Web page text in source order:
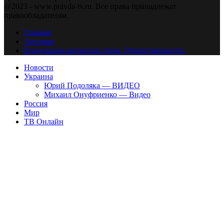
@2023 - www.pravda-tv.ru. Все права принадлежат
правообладателям.
Главная
Авторам
Владельцам авторских прав. Ответственности.
Новости
Украина
Юрий Подоляка — ВИДЕО
Михаил Онуфриенко — Видео
Россия
Мир
ТВ Онлайн